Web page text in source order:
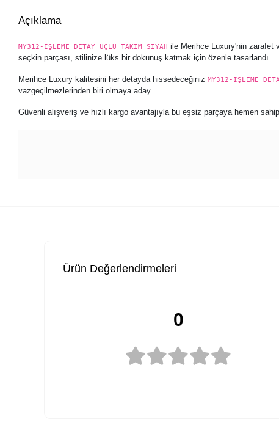
Açıklama
MY312-İŞLEME DETAY ÜÇLÜ TAKIM SİYAH ile Merihce Luxury'nin zarafet
seçkin parçası, stilinize lüks bir dokunuş katmak için özenle tasarlandı.
Merihce Luxury kalitesini her detayda hissedeceğinizMY312-İŞLEME
vazgeçilmezlerinden biri olmaya aday.
Güvenli alışveriş ve hızlı kargo avantajıyla bu eşsiz parçaya hemen
Ürün Değerlendirmeleri
0